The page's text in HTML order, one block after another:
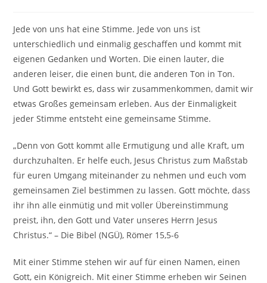
Jede von uns hat eine Stimme. Jede von uns ist
unterschiedlich und einmalig geschaffen und kommt mit
eigenen Gedanken und Worten. Die einen lauter, die
anderen leiser, die einen bunt, die anderen Ton in Ton.
Und Gott bewirkt es, dass wir zusammenkommen, damit wir
etwas Großes gemeinsam erleben. Aus der Einmaligkeit
jeder Stimme entsteht eine gemeinsame Stimme.
„Denn von Gott kommt alle Ermutigung und alle Kraft, um
durchzuhalten. Er helfe euch, Jesus Christus zum Maßstab
für euren Umgang miteinander zu nehmen und euch vom
gemeinsamen Ziel bestimmen zu lassen. Gott möchte, dass
ihr ihn alle einmütig und mit voller Übereinstimmung
preist, ihn, den Gott und Vater unseres Herrn Jesus
Christus.“ – Die Bibel (NGÜ), Römer 15,5-6
Mit einer Stimme stehen wir auf für einen Namen, einen
Gott, ein Königreich. Mit einer Stimme erheben wir Seinen